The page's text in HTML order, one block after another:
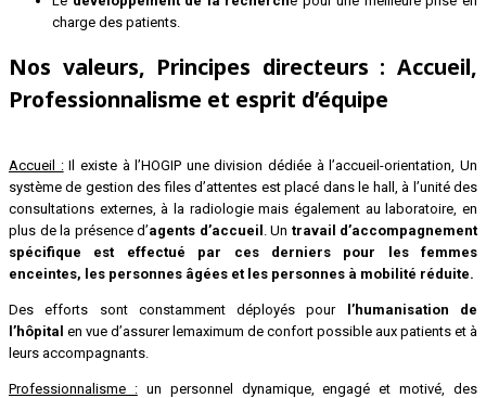
charge des patients.
Nos valeurs, Principes directeurs : Accueil,
Professionnalisme et esprit d’équipe
Accueil :Il existe à l’HOGIP une division dédiée à l’accueil-orientation, Un
système de gestion des files d’attentes est placé dans le hall, à l’unité des
consultations externes, à la radiologie mais également au laboratoire, en
plus de la présence d’agents d’accueil . Un travail d’accompagnement
spécifique est effectué par ces derniers pour les femmes
enceintes, les personnes âgées et les personnes à mobilité réduite.
Des efforts sont constamment déployés pour
l’humanisation de
l’hôpital en vue d’assurer lemaximum de confort possible aux patients et à
leurs accompagnants.
Professionnalisme :un personnel dynamique, engagé et motivé, des